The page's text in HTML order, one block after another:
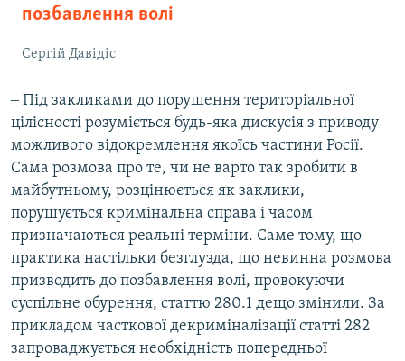
позбавлення волі
Сергій Давідіс
‒ Під закликами до порушення територіальної
цілісності розуміється будь-яка дискусія з приводу
можливого відокремлення якоїсь частини Росії.
Сама розмова про те, чи не варто так зробити в
майбутньому, розцінюється як заклики,
порушується кримінальна справа і часом
призначаються реальні терміни. Саме тому, що
практика настільки безглузда, що невинна розмова
призводить до позбавлення волі, провокуючи
суспільне обурення, статтю 280.1 дещо змінили. За
прикладом часткової декриміналізації статті 282
запроваджується необхідність попередньої